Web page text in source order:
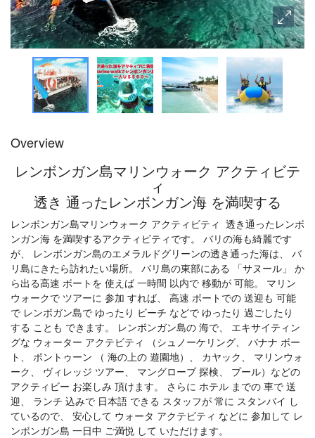
Overview
レンボンガン島マリンウォーク アクティビテ
ィ
透き 通ったレンボンガン海 を満喫する
レンボンガン島マリンウォーク アクティビティ 透き通ったレンボ
ンガン海 を満喫するアクティビティです。 バリの海も綺麗です
が、 レンボンガン島のエメラルドグリーンの透き通った海は、 バ
リ島にきたら訪れたい場所。 バリ島の東部にある 「サヌール」 か
ら出る高速 ボートを 使えば 一時間 以内で 移動が 可能。 マリン
ウォークで ツアーに 参加 すれば、 高速 ボートでの 送迎も 可能
で レンボガン島で ゆったり ビーチ などで ゆったり 過ごしたり
する ことも できます。 レンボンガン島の 海で、 エキサイティン
グな ウォーター アクテビティ （シュノーケリング、 バナナ ボー
ト、 ポントゥーン （ 海の上の 遊園地）、 カヤック、 マリンウォ
ーク、 ヴィレッジ ツアー、 マングローブ 探検、 プール）などの
アクティビー お楽しみ 頂けます。 さらに ホテル までの 車で 送
迎、 ランチ 込みで 日本語 できる スタッフが 常に スタンバイ し
ているので、 安心して ウォータ アクテビティ などに 参加して レ
ンボンガン島 一日中 ご満悦 して いただけます。